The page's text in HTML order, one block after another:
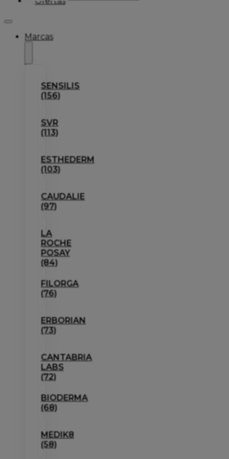
Marcas
SENSILIS
(156)
SVR
(113)
ESTHEDERM
(103)
CAUDALIE
(97)
LA
ROCHE
POSAY
(84)
FILORGA
(76)
ERBORIAN
(73)
CANTABRIA
LABS
(72)
BIODERMA
(68)
MEDIK8
(58)